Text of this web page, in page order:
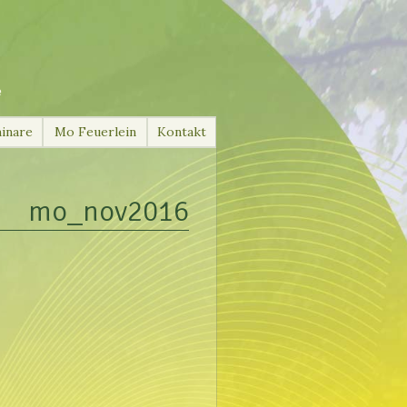
Mo Feuerlein Kontakt
mo_nov2016